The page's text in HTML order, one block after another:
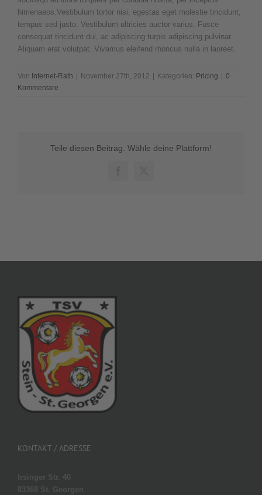
himenaeos.Vestibulum tortor nisi, egestas eget molestie tincidunt,
tempus sed justo. Vestibulum ultricies auctor varius. Fusce
consequat tincidunt dui, ac adipiscing turpis adipiscing pulvinar.
Aliquam erat volutpat. Vivamus eleifend rhoncus nulla in laoreet.
Von Internet-Rath | November 27th, 2012 | Kategorien: Pricing | 0
Kommentare
Teile diesen Beitrag. Wähle deine Plattform!
KONTAKT / ADRESSE
Irsinger Str. 40
83368 St. Georgen